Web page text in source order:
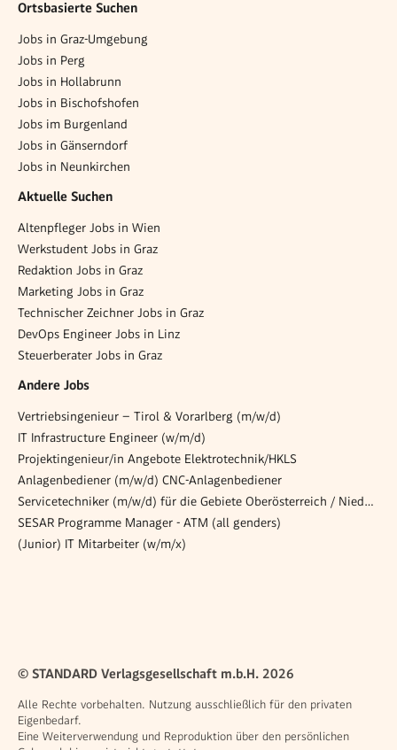
Ortsbasierte Suchen
Jobs in Graz-Umgebung
Jobs in Perg
Jobs in Hollabrunn
Jobs in Bischofshofen
Jobs im Burgenland
Jobs in Gänserndorf
Jobs in Neunkirchen
Aktuelle Suchen
Altenpfleger Jobs in Wien
Werkstudent Jobs in Graz
Redaktion Jobs in Graz
Marketing Jobs in Graz
Technischer Zeichner Jobs in Graz
DevOps Engineer Jobs in Linz
Steuerberater Jobs in Graz
Andere Jobs
Vertriebsingenieur – Tirol & Vorarlberg (m/w/d)
IT Infrastructure Engineer (w/m/d)
Projektingenieur/in Angebote Elektrotechnik/HKLS
Anlagenbediener (m/w/d) CNC-Anlagenbediener
Servicetechniker (m/w/d) für die Gebiete Oberösterreich / Niederösterreich /Steiermark
SESAR Programme Manager - ATM (all genders)
(Junior) IT Mitarbeiter (w/m/x)
© STANDARD Verlagsgesellschaft m.b.H. 2026
Alle Rechte vorbehalten. Nutzung ausschließlich für den privaten
Eigenbedarf.
Eine Weiterverwendung und Reproduktion über den persönlichen